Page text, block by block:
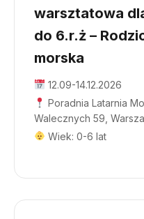
warsztatowa
do 6.r.ż –
morska
12.09-14.12.2026
Poradnia Latarnia
Walecznych 59,
Wiek: 0-6 lat